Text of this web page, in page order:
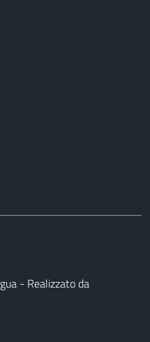
- Realizzato da